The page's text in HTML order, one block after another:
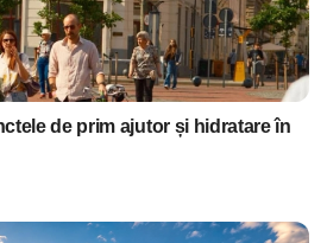
de prim ajutor și hidratare în